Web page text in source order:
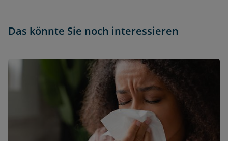
Das könnte Sie noch interessieren